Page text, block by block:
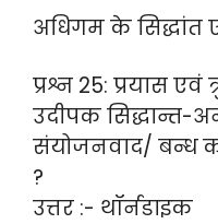
अधिगम के
प्रश्न 25: प्रयास एवं
उदीपक सिद्धान्त-
संयोजनवाद/ बन्ध
?
उत्तर :- थॉर्नडाइक